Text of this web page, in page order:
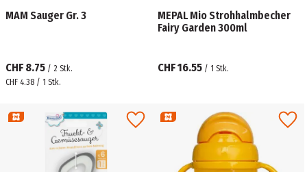
MAM Sauger Gr. 3
CHF 8.75 / 2 Stk.
CHF 4.38 / 1 Stk.
MEPAL Mio Strohhalmbecher
Fairy Garden 300ml
CHF 16.55 / 1 Stk.